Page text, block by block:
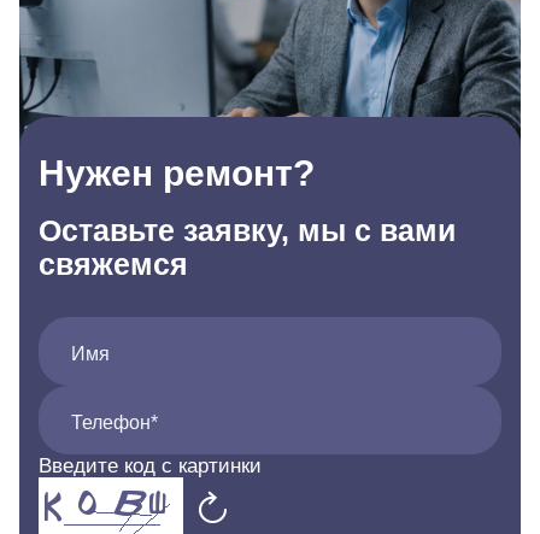
Нужен ремонт?
Оставьте заявку, мы с вами
свяжемся
Имя
Телефон*
Введите код с картинки